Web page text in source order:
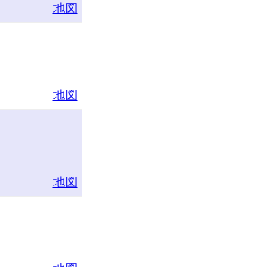
地図
地図
地図